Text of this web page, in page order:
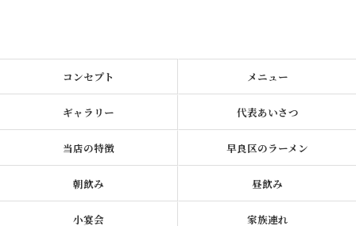
コンセプト メニュー
ギャラリー 代表あいさつ
当店の特徴 早良区のラーメン
朝飲み 昼飲み
小宴会 家族連れ